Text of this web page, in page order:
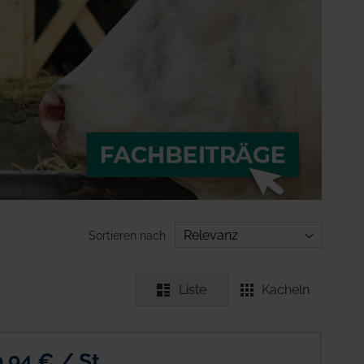
Sortieren nach
Liste Kacheln